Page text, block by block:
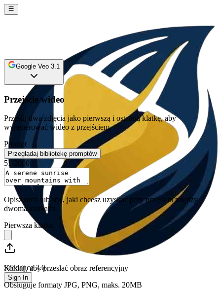
Seedance 2.0
Sign In
Google Veo 3.1
Przejście wideo
Prześlij dwa zdjęcia jako pierwszą i ostatnią klatkę, aby
wygenerować wideo z przejściem.
Prompt
Przeglądaj bibliotekę promptów
51/2000
Opisz ruch lub styl, jaki chcesz uzyskać przy przejściu między
dwoma klatkami.
Pierwsza klatka
Kliknij, aby przesłać obraz referencyjny
Obsługuje formaty JPG, PNG, maks. 20MB